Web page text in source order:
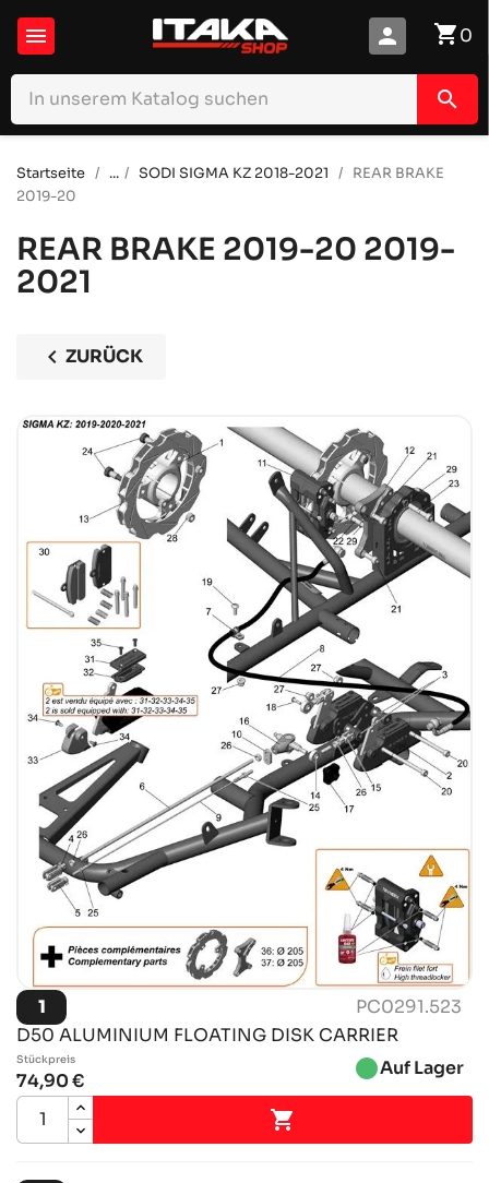
 shopping_cart0
person
search
Startseite ... SODI SIGMA KZ 2018-2021
REAR BRAKE
2019-20
REAR BRAKE 2019-20 2019-
2021
chevron_left ZURÜCK
1
PC0291.523
D50 ALUMINIUM FLOATING DISK CARRIER
Stückpreis
74,90 € brightness_1Auf Lager
